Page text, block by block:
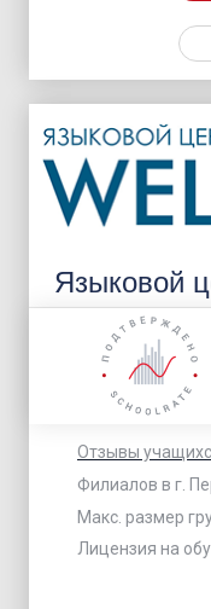
Языковой
Отзывы
Филиалов в г.
Макс. размер
Лицензия на